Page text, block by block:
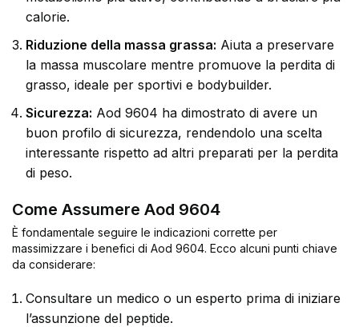
calorie.
Riduzione della massa grassa: Aiuta a preservare
la massa muscolare mentre promuove la perdita di
grasso, ideale per sportivi e bodybuilder.
Sicurezza: Aod 9604 ha dimostrato di avere un
buon profilo di sicurezza, rendendolo una scelta
interessante rispetto ad altri preparati per la perdita
di peso.
Come Assumere Aod 9604
È fondamentale seguire le indicazioni corrette per
massimizzare i benefici di Aod 9604. Ecco alcuni punti chiave
da considerare:
Consultare un medico o un esperto prima di iniziare
l’assunzione del peptide.